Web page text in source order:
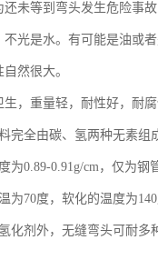
未等到弯头发生危险事
光是水。有可能是油或
然很大。
，重量轻，耐性好，耐
完全由碳、氢两种无素组
为0.89-0.91g/cm，仅为
为70度，软化的温度为140
化剂外，无缝弯头可耐